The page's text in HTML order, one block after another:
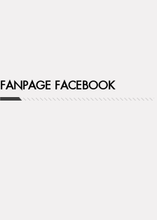
FANPAGE FACEBOOK